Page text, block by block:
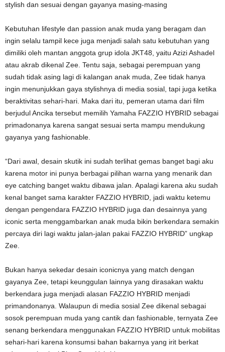
stylish dan sesuai dengan gayanya masing-masing
Kebutuhan lifestyle dan passion anak muda yang beragam dan
ingin selalu tampil kece juga menjadi salah satu kebutuhan yang
dimiliki oleh mantan anggota grup idola JKT48, yaitu Azizi Ashadel
atau akrab dikenal Zee. Tentu saja, sebagai perempuan yang
sudah tidak asing lagi di kalangan anak muda, Zee tidak hanya
ingin menunjukkan gaya stylishnya di media sosial, tapi juga ketika
beraktivitas sehari-hari. Maka dari itu, pemeran utama dari film
berjudul Ancika tersebut memilih Yamaha FAZZIO HYBRID sebagai
primadonanya karena sangat sesuai serta mampu mendukung
gayanya yang fashionable.
“Dari awal, desain skutik ini sudah terlihat gemas banget bagi aku
karena motor ini punya berbagai pilihan warna yang menarik dan
eye catching banget waktu dibawa jalan. Apalagi karena aku sudah
kenal banget sama karakter FAZZIO HYBRID, jadi waktu ketemu
dengan pengendara FAZZIO HYBRID juga dan desainnya yang
iconic serta menggambarkan anak muda bikin berkendara semakin
percaya diri lagi waktu jalan-jalan pakai FAZZIO HYBRID” ungkap
Zee.
Bukan hanya sekedar desain iconicnya yang match dengan
gayanya Zee, tetapi keunggulan lainnya yang dirasakan waktu
berkendara juga menjadi alasan FAZZIO HYBRID menjadi
primandonanya. Walaupun di media sosial Zee dikenal sebagai
sosok perempuan muda yang cantik dan fashionable, ternyata Zee
senang berkendara menggunakan FAZZIO HYBRID untuk mobilitas
sehari-hari karena konsumsi bahan bakarnya yang irit berkat